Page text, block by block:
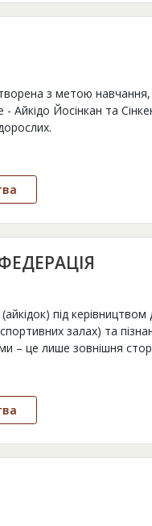
з метою навчання,
Айкідо Йосінкан та
під керівництвом
залах) та
– це лише зовнішня